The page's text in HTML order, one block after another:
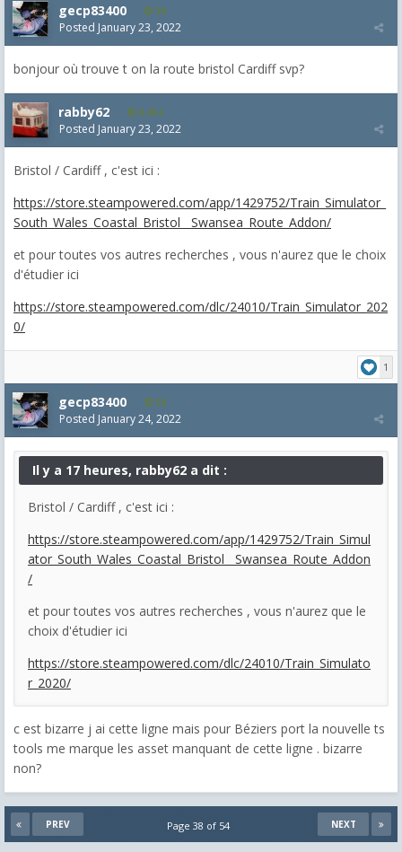
gecp83400 58
Posted January 23, 2022
bonjour où trouve t on la route bristol Cardiff svp?
rabby62 8,454
Posted January 23, 2022
Bristol / Cardiff , c'est ici :
https://store.steampowered.com/app/1429752/Train_Simulator_
South_Wales_Coastal_Bristol__Swansea_Route_Addon/
et pour toutes vos autres recherches , vous n'aurez que le choix
d'étudier ici
https://store.steampowered.com/dlc/24010/Train_Simulator_202
0/
1
gecp83400 58
Posted January 24, 2022
Il y a 17 heures, rabby62 a dit :
Bristol / Cardiff , c'est ici :
https://store.steampowered.com/app/1429752/Train_Simul
ator_South_Wales_Coastal_Bristol__Swansea_Route_Addon
/
et pour toutes vos autres recherches , vous n'aurez que le
choix d'étudier ici
https://store.steampowered.com/dlc/24010/Train_Simulato
r_2020/
c est bizarre j ai cette ligne mais pour Béziers port la nouvelle ts
tools me marque les asset manquant de cette ligne . bizarre
non?
PREV NEXT
Page 38 of 54